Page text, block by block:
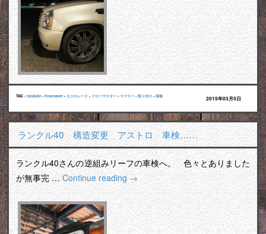
TAG : escalade • flowmaster• エスカレード • フローマスター • マフラー • 取り付け • 溶接 2015年03月5日
ランクル40 構造変更 アストロ 車検……
ランクル40さんの逆組みリーフの車検へ。 色々とありました
が無事完 …Continue reading→